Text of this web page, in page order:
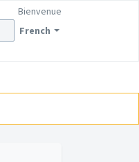
French
Bienvenue